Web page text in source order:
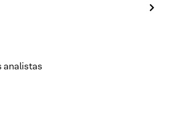
analistas